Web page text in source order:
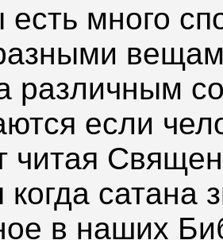
есть много
различным
если
читая
сатана
в наших